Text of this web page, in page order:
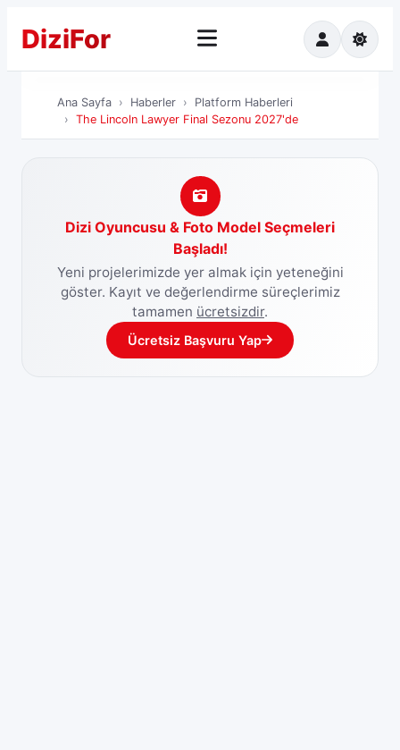
DiziFor
Ana Sayfa
Ana Sayfa Haberler
Platform Haberleri
The Lincoln Lawyer Final Sezonu 2027'de
Dizi Oyuncusu & Foto Model Seçmeleri
Başladı!
Yeni projelerimizde yer almak için yeteneğini
göster. Kayıt ve değerlendirme süreçlerimiz
tamamen ücretsizdir.
Ücretsiz Başvuru Yap